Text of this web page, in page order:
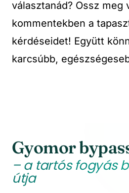
választanád? Ossz meg
kommentekben a
kérdéseidet! Együtt
karcsúbb,
Gyomor
– a tartós fogyás
útja